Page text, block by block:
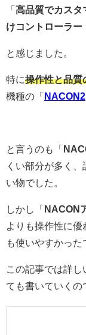
「 高品質でカスタ
けコントローラー
と感じました。
特に操作性と品質
機種の「 NACON2
と言うのも「
くい部分が多く
い物でした。
しかし「 NACON
よりも操作性に
も使いやすかった
この記事では詳
ても書いていくの